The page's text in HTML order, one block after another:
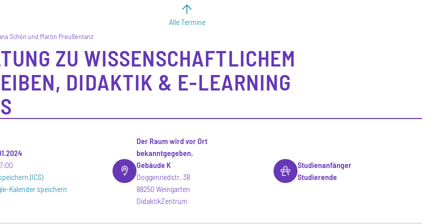
Alle Termine
Schön und Martin Preußentanz
ZU WISSENSCHAFTLICHEM
DIDAKTIK & E-LEARNING
(ICS)
Kalender speichern
Der Raum wird vor Ort
bekanntgegeben.
Gebäude K
Doggenriedstr. 38
88250 Weingarten
DidaktikZentrum
Studienanfänger
Studierende